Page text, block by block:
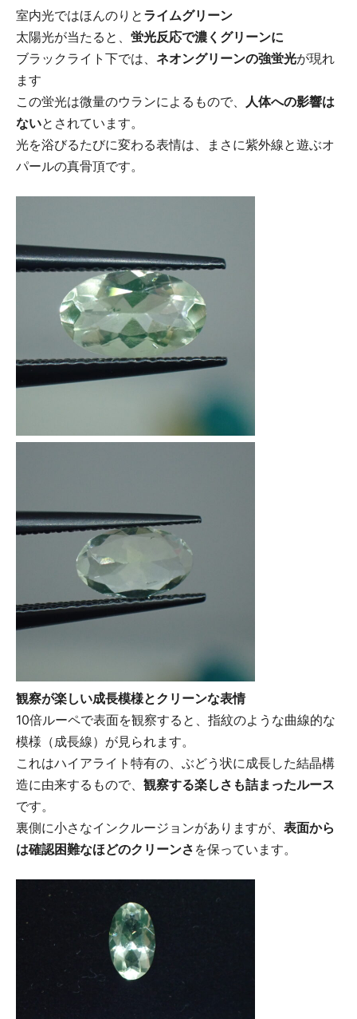
室内光ではほんのりと ライムグリーン
太陽光が当たると、 蛍光反応で濃くグリーンに
ブラックライト下では、 ネオングリーンの強蛍光が現れ
ます
この蛍光は微量のウランによるもので、
人体への影響は
ないとされています。
光を浴びるたびに変わる表情は、まさに紫外線と遊ぶオ
パールの真骨頂です。
観察が楽しい成長模様とクリーンな表情
10倍ルーペで表面を観察すると、指紋のような曲線的な
模様（成長線）が見られます。
これはハイアライト特有の、ぶどう状に成長した結晶構
造に由来するもので、 観察する楽しさも詰まったルース
です。
裏側に小さなインクルージョンがありますが、 表面から
は確認困難なほどのクリーンさ を保っています。